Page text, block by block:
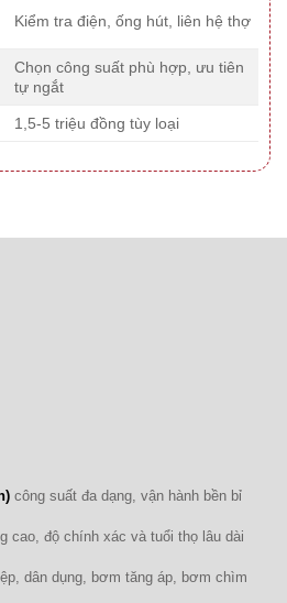
Kiểm tra điện, ống hút, liên hệ thợ
Chọn công suất phù hợp, ưu tiên
tự ngắt
1,5-5 triệu đồng tùy loại
công suất đa dạng, vận hành bền bỉ
cao, độ chính xác và tuổi thọ lâu dài
dân dụng, bơm tăng áp, bơm chìm